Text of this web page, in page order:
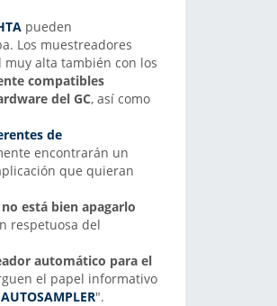
pueden
Los muestreadores
alta también con los
compatibles
del GC, así como
de
encontrarán un
que quieran
está bien apagarlo
respetuosa del
automático para el
el papel informativo
".